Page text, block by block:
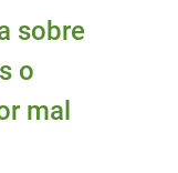
sobre
o
mal